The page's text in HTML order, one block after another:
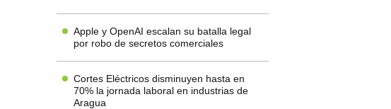
Apple y OpenAI escalan su batalla legal
por robo de secretos comerciales
Cortes Eléctricos disminuyen hasta en
70% la jornada laboral en industrias de
Aragua